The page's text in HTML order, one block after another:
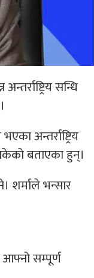
सन्धि
अन्तर्राष्ट्रिय
बताएका हुन्।
शर्माले भन्सार
आफ्नो सम्पूर्ण